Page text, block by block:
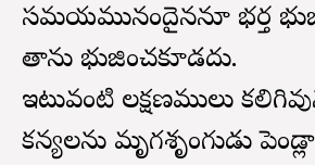
సమయమునందైననూ భర్త
తాను భుజించకూడదు.
ఇటువంటి లక్షణములు
కన్యలను మృగశృంగుడు